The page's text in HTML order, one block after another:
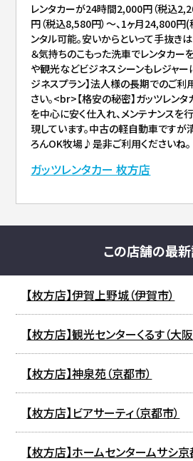
レンタカーが24時間2,000円（税込
円（税込8,580円）～、1ヶ月24,800円
ンタル可能。安いからといって手抜き
＆気持ちのこもった洗車でレンタカー
や観光などビジネスシーンもレジャー
ジネスプラン】法人様の長期でのご
さい。<br>【格安の秘密】ガッツレン
を中心に安く仕入れ、メンテナンスを
現しています。中古の軽自動車ですが
ろんOK牧場♪是非ご利用くださいね。
ガッツレンタカー 枚方店
この店舗の最
【枚方店】伊賀上野城（伊賀市）
【枚方店】観光センターくるす（大阪
【枚方店】神泉苑（京都市）
【枚方店】ビアサーティ（京都市）
【枚方店】ホームセンタームサシ京